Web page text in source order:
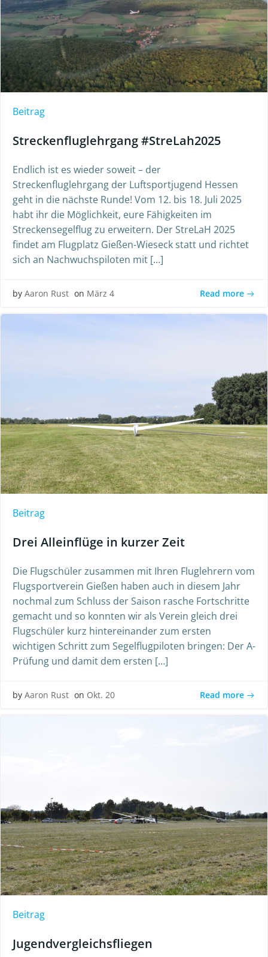
Beitrag
Streckenfluglehrgang #StreLah2025
Endlich ist es wieder soweit – der
Streckenfluglehrgang der Luftsportjugend Hessen
geht in die nächste Runde! Vom 12. bis 18. Juli 2025
habt ihr die Möglichkeit, eure Fähigkeiten im
Streckensegelflug zu erweitern. Der StreLaH 2025
findet am Flugplatz Gießen-Wieseck statt und richtet
sich an Nachwuchspiloten mit […]
by Aaron Rust on März 4 Read more
Beitrag
Drei Alleinflüge in kurzer Zeit
Die Flugschüler zusammen mit Ihren Fluglehrern vom
Flugsportverein Gießen haben auch in diesem Jahr
nochmal zum Schluss der Saison rasche Fortschritte
gemacht und so konnten wir als Verein gleich drei
Flugschüler kurz hintereinander zum ersten
wichtigen Schritt zum Segelflugpiloten bringen: Der A-
Prüfung und damit dem ersten […]
by Aaron Rust on Okt. 20 Read more
Beitrag
Jugendvergleichsfliegen